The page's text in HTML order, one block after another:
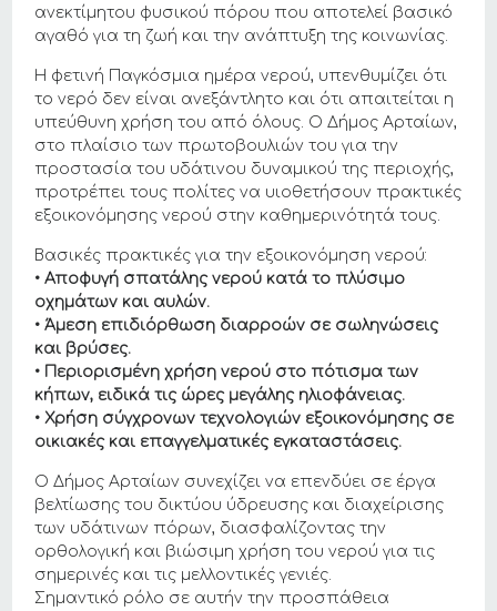
ανεκτίμητου φυσικού πόρου που αποτελεί βασικό
αγαθό για τη ζωή και την ανάπτυξη της κοινωνίας.
Η φετινή Παγκόσμια ημέρα νερού, υπενθυμίζει ότι
το νερό δεν είναι ανεξάντλητο και ότι απαιτείται η
υπεύθυνη χρήση του από όλους. Ο Δήμος Αρταίων,
στο πλαίσιο των πρωτοβουλιών του για την
προστασία του υδάτινου δυναμικού της περιοχής,
προτρέπει τους πολίτες να υιοθετήσουν πρακτικές
εξοικονόμησης νερού στην καθημερινότητά τους.
Βασικές πρακτικές για την εξοικονόμηση νερού:
• Αποφυγή σπατάλης νερού κατά το πλύσιμο
οχημάτων και αυλών.
• Άμεση επιδιόρθωση διαρροών σε σωληνώσεις
και βρύσες.
• Περιορισμένη χρήση νερού στο πότισμα των
κήπων, ειδικά τις ώρες μεγάλης ηλιοφάνειας.
• Χρήση σύγχρονων τεχνολογιών εξοικονόμησης σε
οικιακές και επαγγελματικές εγκαταστάσεις.
Ο Δήμος Αρταίων συνεχίζει να επενδύει σε έργα
βελτίωσης του δικτύου ύδρευσης και διαχείρισης
των υδάτινων πόρων, διασφαλίζοντας την
ορθολογική και βιώσιμη χρήση του νερού για τις
σημερινές και τις μελλοντικές γενιές.
Σημαντικό ρόλο σε αυτήν την προσπάθεια